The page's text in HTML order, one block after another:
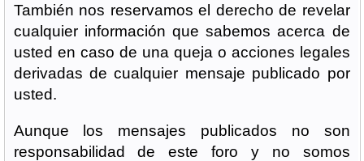
También nos reservamos el derecho de revelar
cualquier información que sabemos acerca de
usted en caso de una queja o acciones legales
derivadas de cualquier mensaje publicado por
usted.
Aunque los mensajes publicados no son
responsabilidad de este foro y no somos